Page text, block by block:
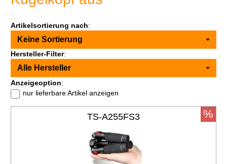
Artikelsortierung nach:
Keine Sortierung
Hersteller-Filter:
Alle Hersteller
Anzeigeoption:
nur lieferbare Artikel anzeigen
TS-A255FS3 %